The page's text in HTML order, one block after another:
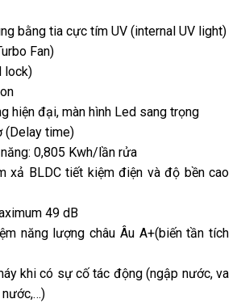
bằng tia cực tím UV (internal UV light)
Fan)
lock)
hiện đại, màn hình Led sang trọng
(Delay time)
0,805 Kwh/lần rửa
xả BLDC tiết kiệm điện và độ bền cao
49 dB
năng lượng châu Âu A+(biến tần tích
khi có sự cố tác động (ngập nước, va
nước,…)